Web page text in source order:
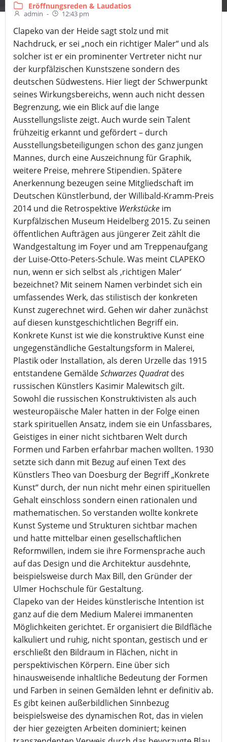
Eröffnungsreden & Laudatios
admin - 12:43 pm
Clapeko van der Heide sagt stolz und mit
Nachdruck, er sei „noch ein richtiger Maler“ und als
solcher ist er ein prominenter Vertreter nicht nur
der kurpfälzischen Kunstszene sondern des
deutschen Südwestens. Hier liegt der Schwerpunkt
seines Wirkungsbereichs, wenn auch nicht dessen
Begrenzung, wie ein Blick auf die lange
Ausstellungsliste zeigt. Auch wurde sein Talent
frühzeitig erkannt und gefördert – durch
Ausstellungsbeteiligungen schon des ganz jungen
Mannes, durch eine Auszeichnung für Graphik,
weitere Preise, mehrere Stipendien. Spätere
Anerkennung bezeugen seine Mitgliedschaft im
Deutschen Künstlerbund, der Willibald-Kramm-Preis
2014 und die Retrospektive Werkstücke im
Kurpfälzischen Museum Heidelberg 2015. Zu seinen
öffentlichen Aufträgen aus jüngerer Zeit zählt die
Wandgestaltung im Foyer und am Treppenaufgang
der Luise-Otto-Peters-Schule. Was meint CLAPEKO
nun, wenn er sich selbst als ‚richtigen Maler‘
bezeichnet? Mit seinem Namen verbindet sich ein
umfassendes Werk, das stilistisch der konkreten
Kunst zugerechnet wird. Gehen wir daher zunächst
auf diesen kunstgeschichtlichen Begriff ein.
Konkrete Kunst ist wie die konstruktive Kunst eine
ungegenständliche Gestaltungsform in Malerei,
Plastik oder Installation, als deren Urzelle das 1915
entstandene GemäldeSchwarzes Quadratdes
russischen Künstlers Kasimir Malewitsch gilt.
Sowohl die russischen Konstruktivisten als auch
westeuropäische Maler hatten in der Folge einen
stark spirituellen Ansatz, indem sie ein Unfassbares,
Geistiges in einer nicht sichtbaren Welt durch
Formen und Farben erfahrbar machen wollten. 1930
setzte sich dann mit Bezug auf einen Text des
Künstlers Theo van Doesburg der Begriff „Konkrete
Kunst“ durch, der nun nicht mehr einen spirituellen
Gehalt einschloss sondern einen rationalen und
mathematischen. So verstanden wollte konkrete
Kunst Systeme und Strukturen sichtbar machen
und hatte mittelbar einen gesellschaftlichen
Reformwillen, indem sie ihre Formensprache auch
auf das Design und die Architektur ausdehnte,
beispielsweise durch Max Bill, den Gründer der
Ulmer Hochschule für Gestaltung.
Clapeko van der Heides künstlerische Intention ist
ganz auf die dem Medium Malerei immanenten
Möglichkeiten gerichtet. Er organisiert die Bildfläche
kalkuliert und ruhig, nicht spontan, gestisch und er
erschließt den Bildraum in Flächen, nicht in
perspektivischen Körpern. Eine über sich
hinausweisende inhaltliche Bedeutung der Formen
und Farben in seinen Gemälden lehnt er definitiv ab.
Es gibt keinen außerbildlichen Sinnbezug
beispielsweise des dynamischen Rot, das in vielen
der hier gezeigten Arbeiten dominiert; keinen